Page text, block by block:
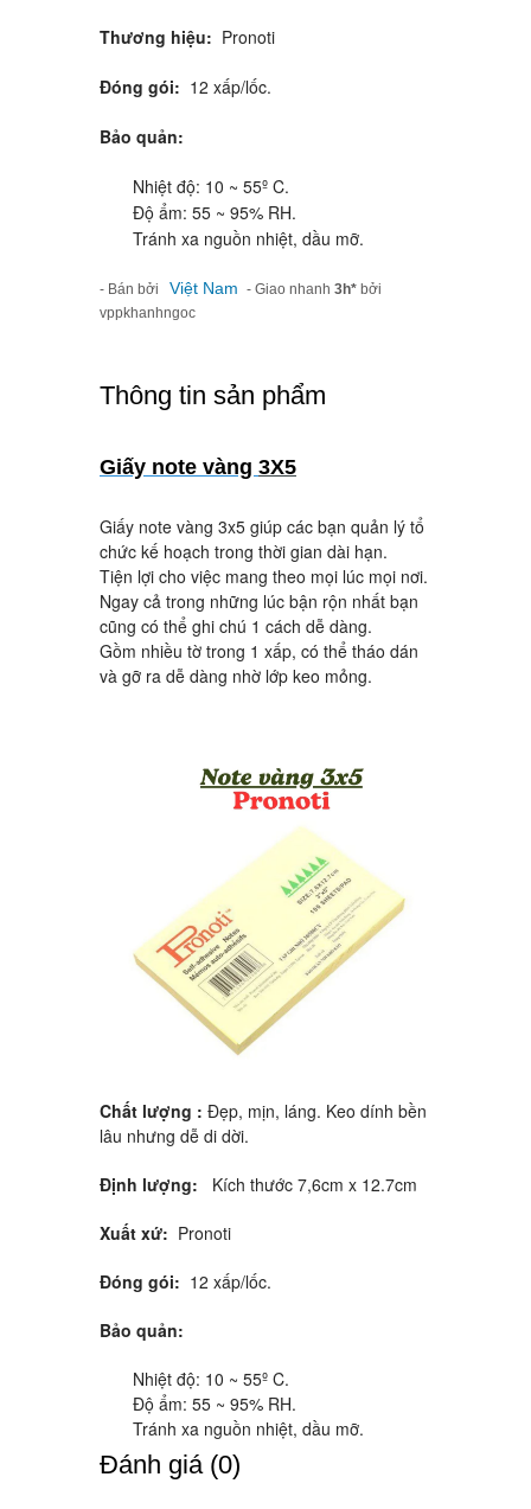
Thương hiệu: Pronoti
Đóng gói: 12 xấp/lốc.
Bảo quản:
Nhiệt độ: 10 ~ 55º C.
Độ ẩm: 55 ~ 95% RH.
Tránh xa nguồn nhiệt, dầu mỡ.
- Bán bởi Việt Nam - Giao nhanh 3h* bởi
vppkhanhngoc
Thông tin sản phẩm
Giấy note vàng 3X5
Giấy note vàng 3x5 giúp các bạn quản lý tổ
chức kế hoạch trong thời gian dài hạn.
Tiện lợi cho việc mang theo mọi lúc mọi nơi.
Ngay cả trong những lúc bận rộn nhất bạn
cũng có thể ghi chú 1 cách dễ dàng.
Gồm nhiều tờ trong 1 xấp, có thể tháo dán
và gỡ ra dễ dàng nhờ lớp keo mỏng.
Chất lượng : Đẹp, mịn, láng. Keo dính bền
lâu nhưng dễ di dời.
Định lượng: Kích thước 7,6cm x 12.7cm
Xuất xứ: Pronoti
Đóng gói: 12 xấp/lốc.
Bảo quản:
Nhiệt độ: 10 ~ 55º C.
Độ ẩm: 55 ~ 95% RH.
Tránh xa nguồn nhiệt, dầu mỡ.
Ðánh giá (0)